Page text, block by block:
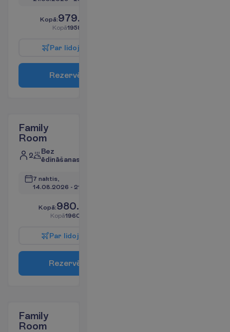
Kopā:979.00
Kopā1958.00
Par lidoj
Rezervē
Family
Room
2
Bez
ēdināšanas
7 naktis,
14.08.2026 - 21.08.2026
Kopā:980.00
Kopā1960.00
Par lidoj
Rezervē
Family
Room